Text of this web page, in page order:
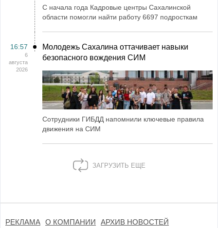
С начала года Кадровые центры Сахалинской
области помогли найти работу 6697 подросткам
16:57
6
августа
2026
Молодежь Сахалина оттачивает навыки
безопасного вождения СИМ
Сотрудники ГИБДД напомнили ключевые правила
движения на СИМ
ЗАГРУЗИТЬ ЕЩЕ
РЕКЛАМА О КОМПАНИИ АРХИВ НОВОСТЕЙ